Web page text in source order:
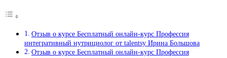
Отзыв о курсе Бесплатный онлайн-курс Профессия
интегративный нутрициолог от talentsy Ирина Большова
Отзыв о курсе Бесплатный онлайн-курс Профессия